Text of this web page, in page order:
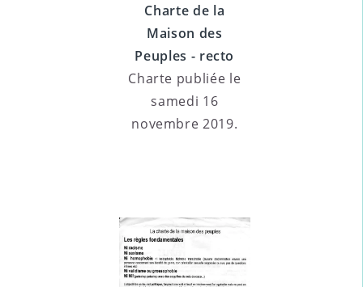
Charte de la
Maison des
Peuples - recto
Charte publiée le
samedi 16
novembre 2019.